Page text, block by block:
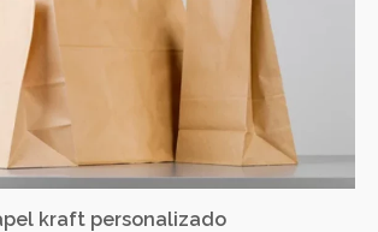
kraft personalizado